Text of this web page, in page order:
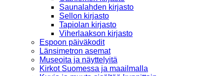
Saunalahden kirjasto
Sellon kirjasto
Tapiolan kirjasto
Viherlaakson kirjasto
Espoon päiväkodit
Länsimetron asemat
Museoita ja näyttelyitä
Kirkot Suomessa ja maailmalla